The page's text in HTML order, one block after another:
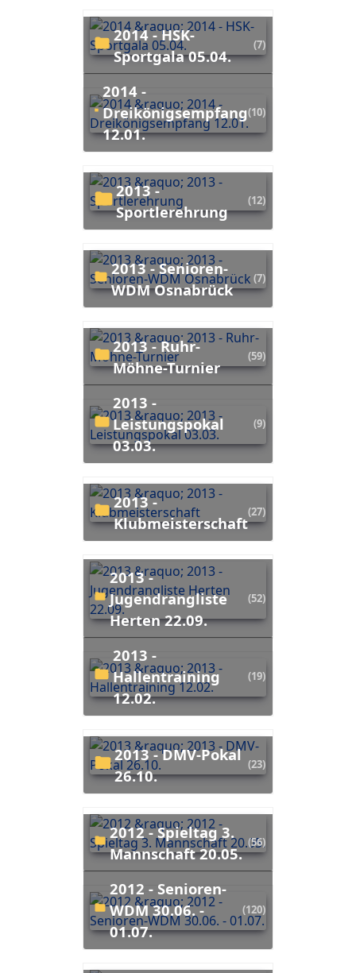
2014 - HSK-
Sportgala 05.04.
(7)
2014 -
Dreikönigsempfang
12.01.
(10)
2013 -
Sportlerehrung
(12)
2013 - Senioren-
WDM Osnabrück
(7)
2013 - Ruhr-
Möhne-Turnier
(59)
2013 -
Leistungspokal
03.03.
(9)
2013 -
Klubmeisterschaft
(27)
2013 -
Jugendrangliste
Herten 22.09.
(52)
2013 -
Hallentraining
12.02.
(19)
2013 - DMV-Pokal
26.10.
(23)
2012 - Spieltag 3.
Mannschaft 20.05.
(56)
2012 - Senioren-
WDM 30.06. -
01.07.
(120)